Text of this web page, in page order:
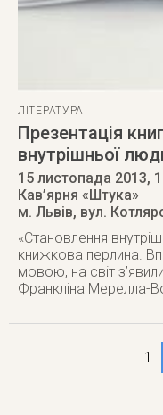
ЛІТЕРАТУРА
Презентація
внутрішньої
15 листопада 2013,
Кав’ярня «Штука»
м. Львів, вул.
«Становлення
книжкова перлина.
мовою, на світ
Франкліна Мерелла-
1